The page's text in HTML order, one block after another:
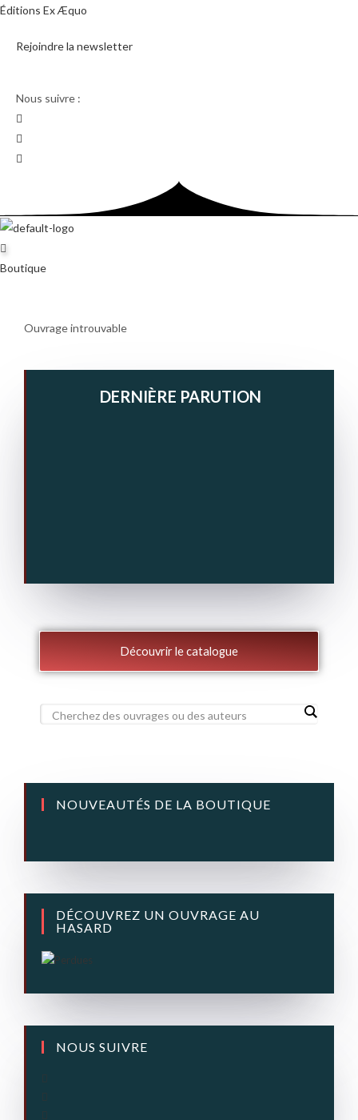
Skip
content
Éditions Ex Æquo
Rejoindre la newsletter
Nous suivre :
Boutique
Ouvrage introuvable
DERNIÈRE PARUTION
Découvrir le catalogue
NOUVEAUTÉS DE LA BOUTIQUE
DÉCOUVREZ UN OUVRAGE AU
HASARD
NOUS SUIVRE